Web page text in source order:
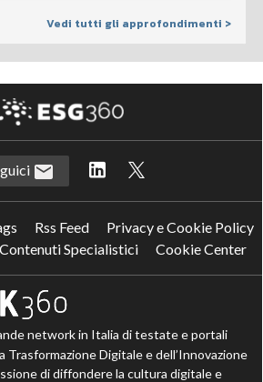
Vedi tutti gli approfondimenti >
Rss Feed
Privacy e Cookie Policy
Specialistici
Cookie Center
network in Italia di testate e portali
Trasformazione Digitale e dell’Innovazione
di diffondere la cultura digitale e